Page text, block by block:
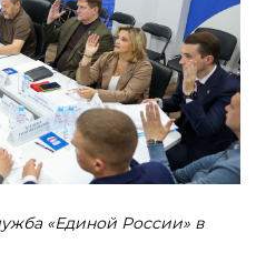
«Единой России» в